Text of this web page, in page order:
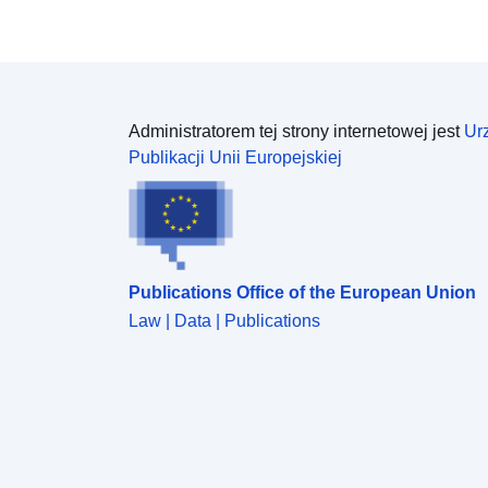
Administratorem tej strony internetowej jest
Publikacji Unii Europejskiej
Publications Office of the European Union
Law | Data | Publications